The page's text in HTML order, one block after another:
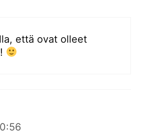
että ovat olleet